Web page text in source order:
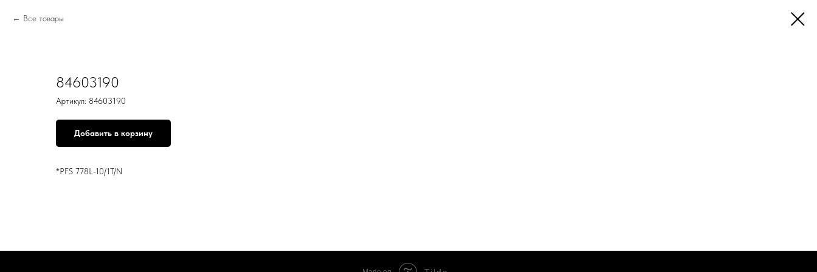
Все товары
84603190
Артикул: 84603190
Добавить в корзину
*PFS 778L-10/1T/N